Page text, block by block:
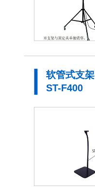
软管式支架
ST-F400